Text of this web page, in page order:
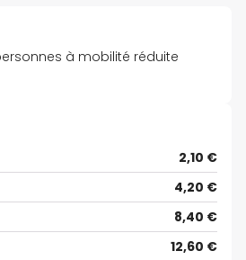
à mobilité réduite
2,10 €
4,20 €
8,40 €
12,60 €